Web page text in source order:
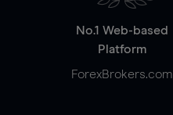
No.1 Web-based
Platform
ForexBrokers.com